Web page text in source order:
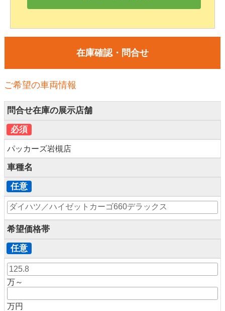
在庫確認・問合せ
ご希望の車両情報
問合せ在庫の展示店舗
必須
パッカーズ岩槻店
車種名
任意
希望価格帯
任意
万～
万円